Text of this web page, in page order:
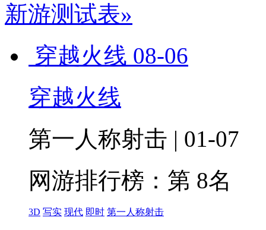
新游测试表»
穿越火线 08-06
穿越火线
第一人称射击 | 01-07
网游排行榜： 第 8名
3D 写实 现代 即时 第一人称射击